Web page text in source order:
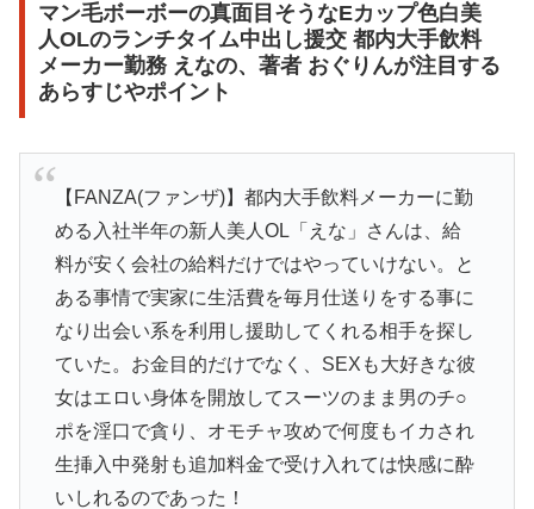
マン毛ボーボーの真面目そうなEカップ色白美
人OLのランチタイム中出し援交 都内大手飲料
メーカー勤務 えなの、著者 おぐりんが注目する
あらすじやポイント
【FANZA(ファンザ)】都内大手飲料メーカーに勤
める入社半年の新人美人OL「えな」さんは、給
料が安く会社の給料だけではやっていけない。と
ある事情で実家に生活費を毎月仕送りをする事に
なり出会い系を利用し援助してくれる相手を探し
ていた。お金目的だけでなく、SEXも大好きな彼
女はエロい身体を開放してスーツのまま男のチ○
ポを淫口で貪り、オモチャ攻めで何度もイカされ
生挿入中発射も追加料金で受け入れては快感に酔
いしれるのであった！